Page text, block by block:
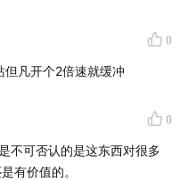
0
但凡开个2倍速就缓冲
0
不可否认的是这东西对很多
有价值的。